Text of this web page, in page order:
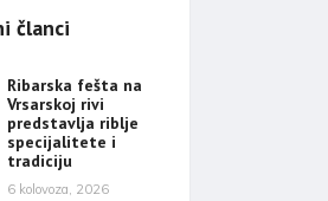
članci
Ribarska fešta na
Vrsarskoj rivi
predstavlja riblje
specijalitete i
tradiciju
6 kolovoza, 2026